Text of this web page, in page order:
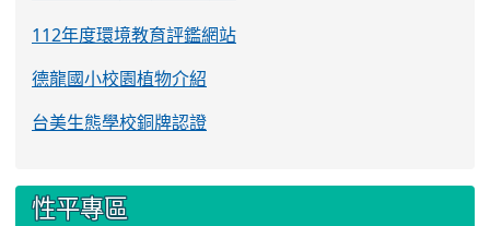
112年度環境教育評鑑網站
德龍國小校園植物介紹
台美生態學校銅牌認證
性平專區